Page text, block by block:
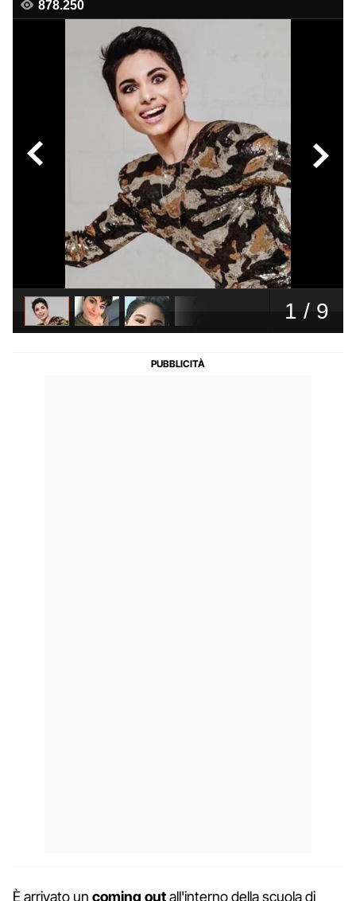
È arrivato un coming outall'interno della scuola di